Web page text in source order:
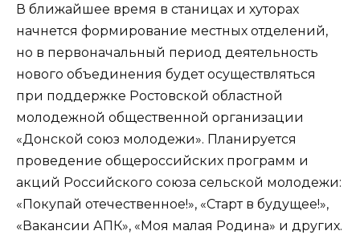
В ближайшее время в станицах и хуторах
начнется формирование местных отделений,
но в первоначальный период деятельность
нового объединения будет осуществляться
при поддержке Ростовской областной
молодежной общественной организации
«Донской союз молодежи». Планируется
проведение общероссийских программ и
акций Российского союза сельской молодежи:
«Покупай отечественное!», «Старт в будущее!»,
«Вакансии АПК», «Моя малая Родина» и других.